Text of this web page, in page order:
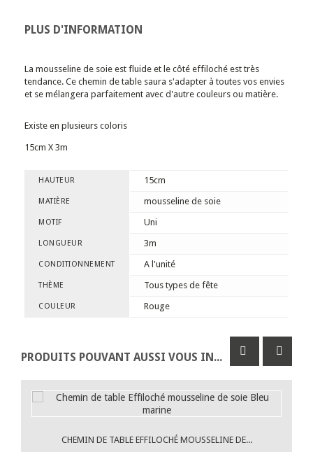
PLUS D'INFORMATION
La mousseline de soie est fluide et le côté effiloché est très
tendance. Ce chemin de table saura s'adapter à toutes vos envies
et se mélangera parfaitement avec d'autre couleurs ou matière.
Existe en plusieurs coloris
15cm X 3m
HAUTEUR 15cm
MATIÈRE mousseline de soie
MOTIF Uni
LONGUEUR 3m
CONDITIONNEMENT A l'unité
THÈME Tous types de fête
COULEUR Rouge
PRODUITS POUVANT AUSSI VOUS INTÉRESSER
CHEMIN DE TABLE EFFILOCHÉ MOUSSELINE DE...